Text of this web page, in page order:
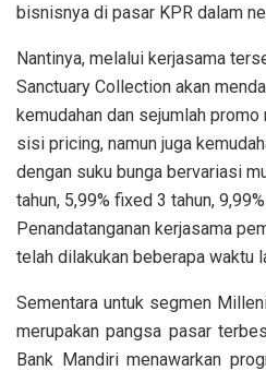
bisnisnya di pasar KPR dalam
Nantinya, melalui kerjasama
Sanctuary Collection akan
kemudahan dan sejumlah promo
sisi pricing, namun juga
dengan suku bunga bervariasi
tahun, 5,99% fixed 3 tahun,
Penandatanganan kerjasama
telah dilakukan beberapa waktu
Sementara untuk segmen
merupakan pangsa pasar
Bank Mandiri menawarkan